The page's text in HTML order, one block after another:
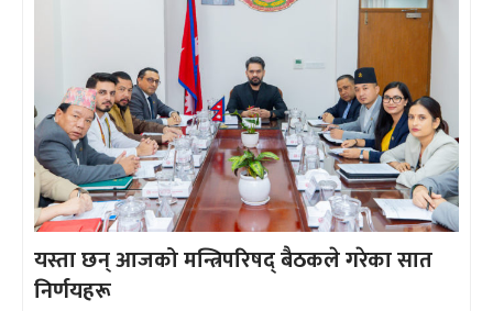
यस्ता छन् आजको मन्त्रिपरिषद् बैठकले गरेका सात
निर्णयहरू